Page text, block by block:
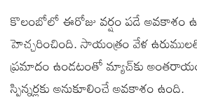
కొలంబోలో ఈరోజు వర్షం పడే అవకాశం
హెచ్చరించింది. సాయంత్రం వేళ
ప్రమాదం ఉండటంతో మ్యాచ్‌కు
స్పిన్నర్లకు అనుకూలించే అవకాశం ఉంది.